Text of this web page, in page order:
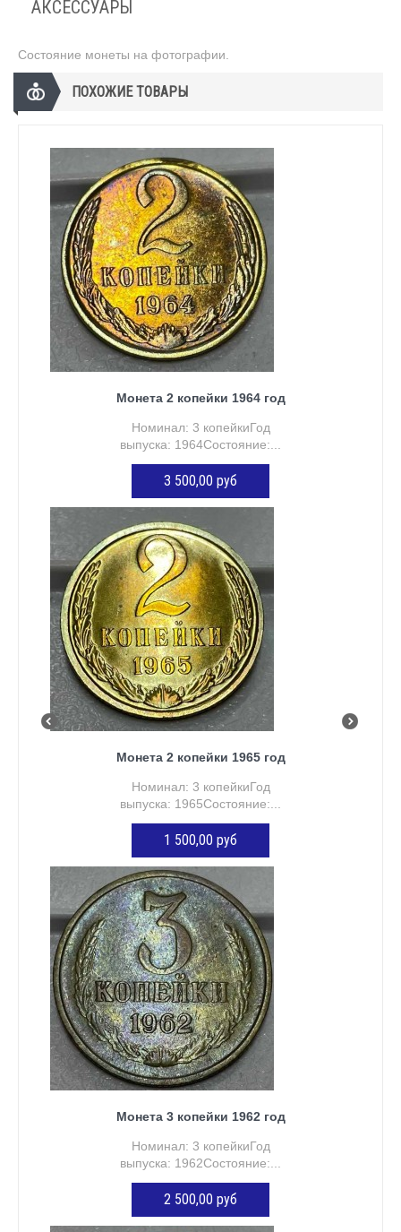
АКСЕССУАРЫ
Состояние монеты на фотографии.
ПОХОЖИЕ ТОВАРЫ
Монета 2 копейки 1964 год
Номинал: 3 копейкиГод
выпуска: 1964Состояние:...
3 500,00 руб
ДОБАВИТЬ В КОРЗИНУ
Монета 2 копейки 1965 год
Номинал: 3 копейкиГод
выпуска: 1965Состояние:...
1 500,00 руб
ДОБАВИТЬ В КОРЗИНУ
Монета 3 копейки 1962 год
Номинал: 3 копейкиГод
выпуска: 1962Состояние:...
2 500,00 руб